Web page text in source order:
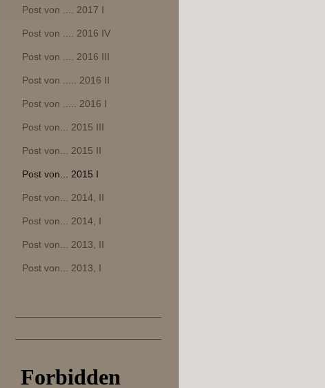
Post von .... 2017 I
Post von .... 2016 IV
Post von .... 2016 III
Post von ..... 2016 II
Post von ..... 2016 I
Post von... 2015 III
Post von... 2015 II
Post von... 2015 I
Post von... 2014, II
Post von... 2014, I
Post von... 2013, II
Post von... 2013, I